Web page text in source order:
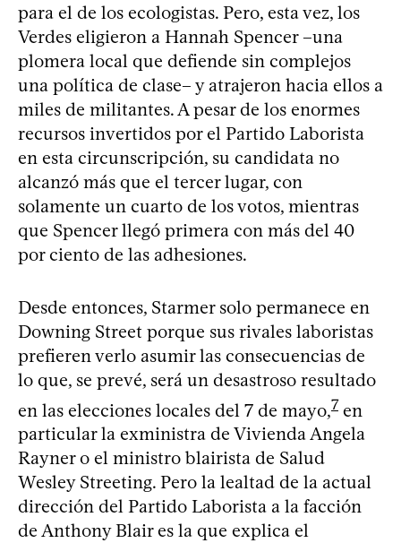
para el de los ecologistas. Pero, esta vez, los
Verdes eligieron a Hannah Spencer –una
plomera local que defiende sin complejos
una política de clase– y atrajeron hacia ellos a
miles de militantes. A pesar de los enormes
recursos invertidos por el Partido Laborista
en esta circunscripción, su candidata no
alcanzó más que el tercer lugar, con
solamente un cuarto de los votos, mientras
que Spencer llegó primera con más del 40
por ciento de las adhesiones.
Desde entonces, Starmer solo permanece en
Downing Street porque sus rivales laboristas
prefieren verlo asumir las consecuencias de
lo que, se prevé, será un desastroso resultado
en las elecciones locales del 7 de mayo,7 en
particular la exministra de Vivienda Angela
Rayner o el ministro blairista de Salud
Wesley Streeting. Pero la lealtad de la actual
dirección del Partido Laborista a la facción
de Anthony Blair es la que explica el